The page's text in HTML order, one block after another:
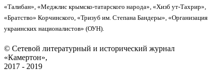
«Талибан», «Меджлис крымско-татарского народа», «Хизб ут-Тахрир»,
«Братство» Корчинского, «Тризуб им. Степана Бандеры», «Организация
украинских националистов» (ОУН).
© Сетевой литературный и исторический журнал
«Камертон»,
2017 - 2019